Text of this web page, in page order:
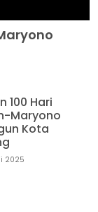
100 Hari
Maryono
Kota
2025